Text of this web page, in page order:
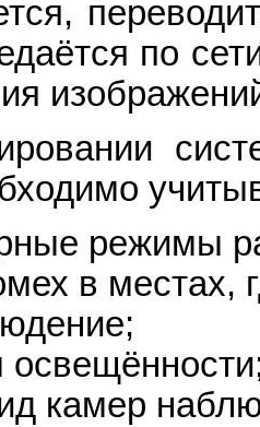
по
режимы
в местах,
камер